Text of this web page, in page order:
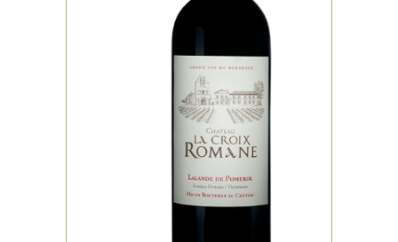
DISTINCTIONS
VIEILLI EN FÛT DE CHÊNE
Un très joli classique de
l’appellation Lalande de
Pomerol, réputée pour la
féminité de ses v